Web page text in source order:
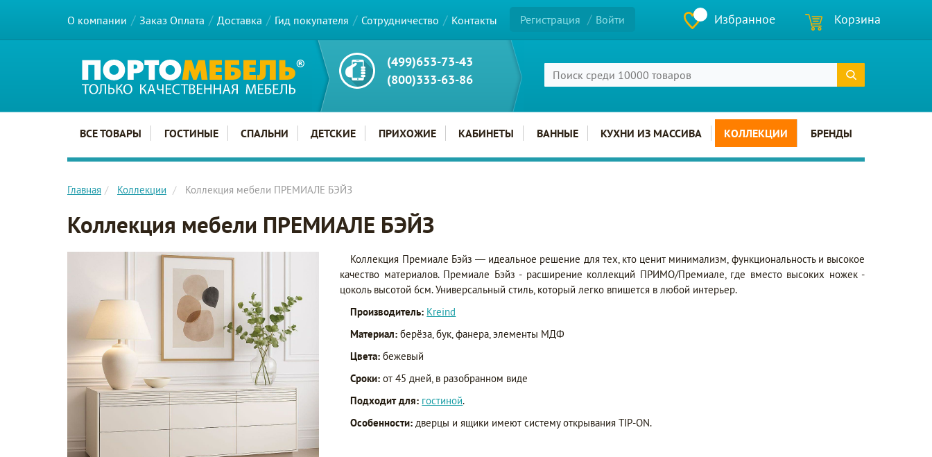
О компании Заказ Оплата Доставка Гид покупателя Сотрудничество Контакты Регистрация Войти Избранное Корзина
(499)653-73-43
(800)333-63-86
Главное меню сайта
ВСЕ ТОВАРЫ ГОСТИНЫЕ СПАЛЬНИ ДЕТСКИЕ ПРИХОЖИЕ КАБИНЕТЫ ВАННЫЕ КУХНИ ИЗ МАССИВА КОЛЛЕКЦИИ БРЕНДЫ
Главная Коллекции Коллекция мебели ПРЕМИАЛЕ БЭЙЗ
Коллекция мебели ПРЕМИАЛЕ БЭЙЗ
Коллекция Премиале Бэйз — идеальное решение для тех, кто ценит минимализм, функциональность и высокое
качество материалов. Премиале Бэйз - расширение коллекций ПРИМО/Премиале, где вместо высоких ножек -
цоколь высотой 6см. Универсальный стиль, который легко впишется в любой интерьер.
Производитель: Kreind
Материал: берёза, бук, фанера, элементы МДФ
Цвета: бежевый
Сроки: от 45 дней, в разобранном виде
Подходит для: гостиной.
Особенности: дверцы и ящики имеют систему открывания TIP-ON.